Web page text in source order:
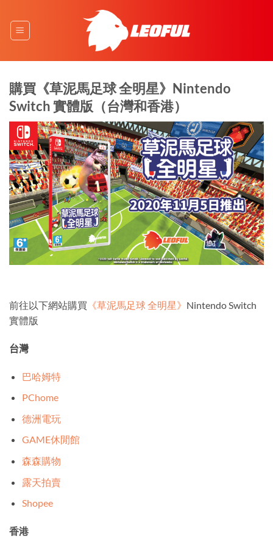
content
購買《草泥馬足球 全明星》Nintendo
Switch 實體版（台灣和香港）
前往以下網站購買 《草泥馬足球 全明星》 Nintendo Switch
實體版
台灣
巴哈姆特
PChome
德洲電玩
GAME休閒館
森森購物
露天拍賣
Shopee
香港